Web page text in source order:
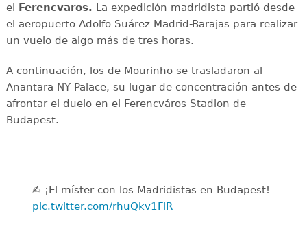
el Ferencvaros. La expedición madridista partió desde
el aeropuerto Adolfo Suárez Madrid-Barajas para realizar
un vuelo de algo más de tres horas.
A continuación, los de Mourinho se trasladaron al
Anantara NY Palace, su lugar de concentración antes de
afrontar el duelo en el Ferencváros Stadion de
Budapest.
✍️ ¡El míster con los Madridistas en Budapest!
pic.twitter.com/rhuQkv1FiR